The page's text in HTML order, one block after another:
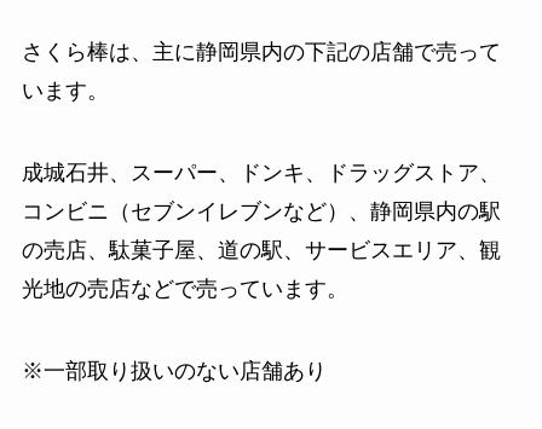
さくら棒は、主に静岡県内の下記の店舗で売って
います。
成城石井、スーパー、ドンキ、ドラッグストア、
コンビニ（セブンイレブンなど）、静岡県内の駅
の売店、駄菓子屋、道の駅、サービスエリア、観
光地の売店などで売っています。
※一部取り扱いのない店舗あり